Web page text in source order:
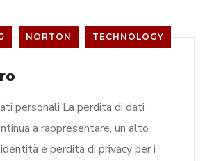
NORTON TECHNOLOGY
personali La perdita di dati
a rappresentare, un alto
e perdita di privacy per i